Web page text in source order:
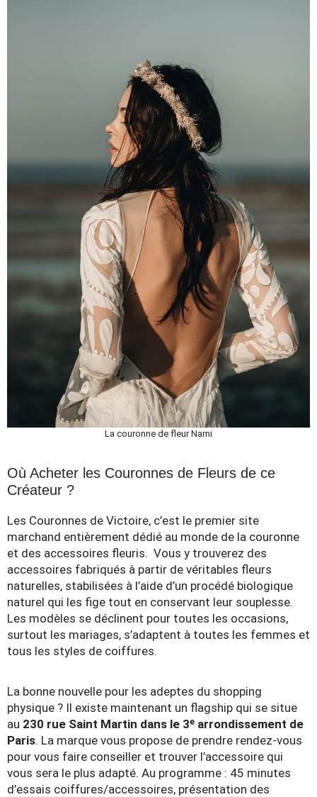
La couronne de fleur Nami
Où Acheter les Couronnes de Fleurs de ce
Créateur ?
Les Couronnes de Victoire, c’est le premier site
marchand entièrement dédié au monde de la couronne
et des accessoires fleuris. Vous y trouverez des
accessoires fabriqués à partir de véritables fleurs
naturelles, stabilisées à l’aide d’un procédé biologique
naturel qui les fige tout en conservant leur souplesse.
Les modèles se déclinent pour toutes les occasions,
surtout les mariages, s’adaptent à toutes les femmes et
tous les styles de coiffures.
La bonne nouvelle pour les adeptes du shopping
physique ? Il existe maintenant un flagship qui se situe
au 230 rue Saint Martin dans le 3ᵉ arrondissement de
Paris. La marque vous propose de prendre rendez-vous
pour vous faire conseiller et trouver l’accessoire qui
vous sera le plus adapté. Au programme : 45 minutes
d’essais coiffures/accessoires, présentation des